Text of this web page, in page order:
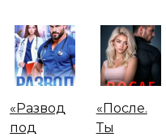
«Развод
под
«После.
Ты